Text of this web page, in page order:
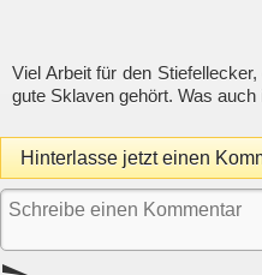
Viel Arbeit für den
gute Sklaven gehört. Was
Hinterlasse jetzt einen